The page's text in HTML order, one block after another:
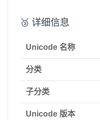
🥉 详细信息
Unicode 名称
分类
子分类
Unicode 版本